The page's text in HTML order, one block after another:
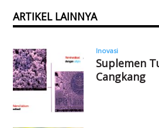
ARTIKEL LAINNYA
Inovasi
Suplemen
Cangkang